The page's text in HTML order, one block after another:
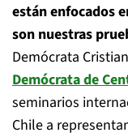
están enfocados
son nuestras
Demócrata
Demócrata de
seminarios
Chile a